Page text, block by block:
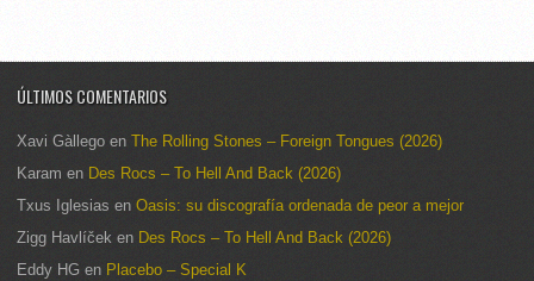
ÚLTIMOS COMENTARIOS
Xavi Gàllego en The Rolling Stones – Foreign Tongues (2026)
Karam en Des Rocs – To Hell And Back (2026)
Txus Iglesias en Oasis: su discografía ordenada de peor a mejor
Zigg Havlíček en Des Rocs – To Hell And Back (2026)
Eddy HG en Placebo – Special K